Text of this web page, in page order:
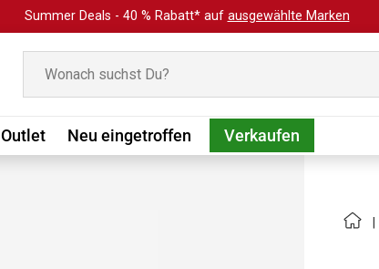
Summer Deals - 40 % Rabatt* auf ausgewählte Marken
Outlet Neu eingetroffen Verkaufen